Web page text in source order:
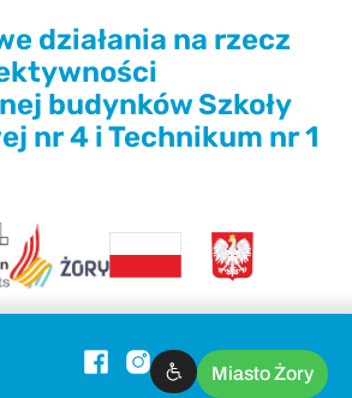
działania na rzecz
budynków Szkoły
nr 4 i Technikum nr 1
Miasto Żory